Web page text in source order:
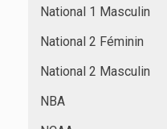
National 1 Masculin
National 2 Féminin
National 2 Masculin
NBA